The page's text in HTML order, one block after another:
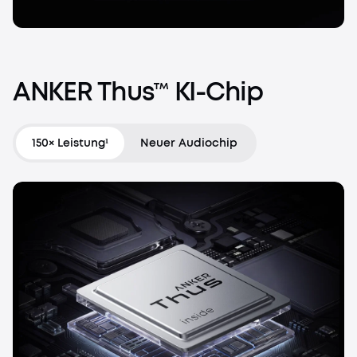
ANKERThus™ KI-Chip
150× Leistung¹ Neuer Audiochip